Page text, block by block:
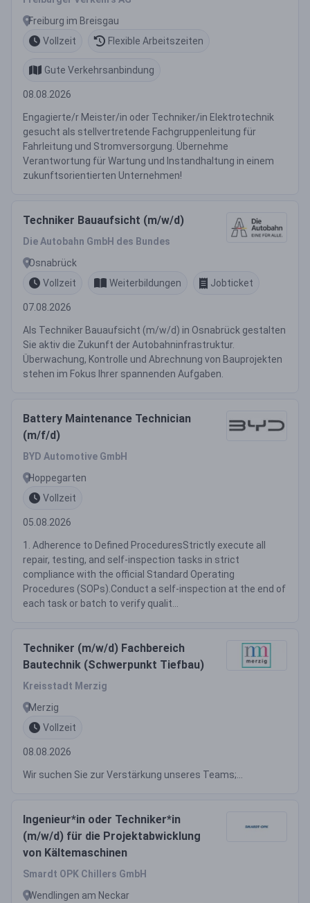
Freiburg im Breisgau
Vollzeit
Flexible Arbeitszeiten
Gute Verkehrsanbindung
08.08.2026
Engagierte/r Meister/in oder Techniker/in Elektrotechnik
gesucht als stellvertretende Fachgruppenleitung für
Fahrleitung und Stromversorgung. Übernehme
Verantwortung für Wartung und Instandhaltung in einem
zukunftsorientierten Unternehmen!
Techniker Bauaufsicht (m/w/d)
Die Autobahn GmbH des Bundes
Osnabrück
Vollzeit
Weiterbildungen Jobticket
07.08.2026
Als Techniker Bauaufsicht (m/w/d) in Osnabrück gestalten
Sie aktiv die Zukunft der Autobahninfrastruktur.
Überwachung, Kontrolle und Abrechnung von Bauprojekten
stehen im Fokus Ihrer spannenden Aufgaben.
Battery Maintenance Technician
(m/f/d)
BYD Automotive GmbH
Hoppegarten
Vollzeit
05.08.2026
1. Adherence to Defined ProceduresStrictly execute all
repair, testing, and self-inspection tasks in strict
compliance with the official Standard Operating
Procedures (SOPs).Conduct a self-inspection at the end of
each task or batch to verify qualit...
Techniker (m/w/d) Fachbereich
Bautechnik (Schwerpunkt Tiefbau)
Kreisstadt Merzig
Merzig
Vollzeit
08.08.2026
Wir suchen Sie zur Verstärkung unseres Teams;...
Ingenieur*in oder Techniker*in
(m/w/d) für die Projektabwicklung
von Kältemaschinen
Smardt OPK Chillers GmbH
Wendlingen am Neckar